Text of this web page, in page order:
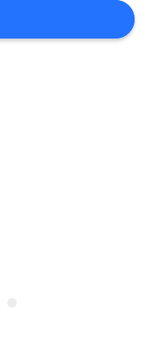
القضايا